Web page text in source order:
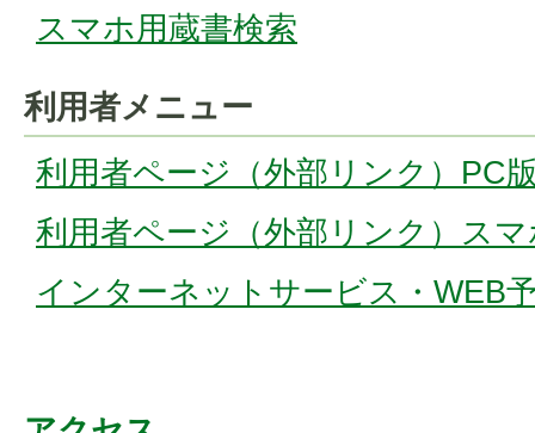
スマホ用蔵書検索
利用者メニュー
利用者ページ（外部リンク）PC
利用者ページ（外部リンク）ス
インターネットサービス・WEB